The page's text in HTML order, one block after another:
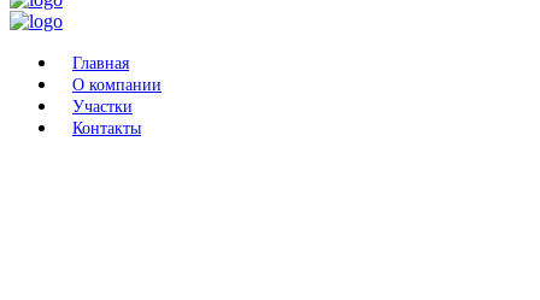
Главная
О компании
Участки
Контакты